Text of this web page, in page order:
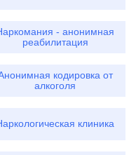
- анонимная
реабилитация
кодировка от
алкоголя
клиника